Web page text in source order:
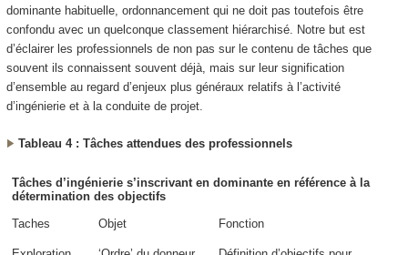
dominante habituelle, ordonnancement qui ne doit pas toutefois être
confondu avec un quelconque classement hiérarchisé. Notre but est
d’éclairer les professionnels de non pas sur le contenu de tâches que
souvent ils connaissent souvent déjà, mais sur leur signification
d’ensemble au regard d’enjeux plus généraux relatifs à l’activité
d’ingénierie et à la conduite de projet.
Tableau 4 : Tâches attendues des professionnels
Tâches d’ingénierie s’inscrivant en dominante en référence à la
détermination des objectifs
Taches
Objet Fonction